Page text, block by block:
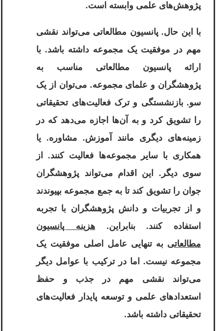
پژوهش‌های علمی وابسته است.
با این حال. پانسیون مطالعاتی می‌تواند نقشی
مهم در موفقیت یک مجموعه داشته باشد. با
ارائه پانسیون مطالعاتی مناسب به
پژوهشگران و علمای مجموعه. می‌توان از یک
سو. بازنشستگی و ترک فعالیت‌های تحقیقاتی
را تشویق کرد و به آن‌ها اجازه می‌دهد که در
زمینه‌های دیگری مانند آموزش. مشاوره. یا
همکاری با سایر مجموعه‌ها فعالیت کنند. از
سوی دیگر. این اقدام می‌تواند پژوهشگران
جوان را تشویق کند تا به جمع مجموعه بپیوندند
و از تجربیات و دانش پژوهشگران با تجربه
استفاده کنند. بنابراین. هزینه پانسیون
مطالعاتی به تنهایی عامل اصلی موفقیت یک
مجموعه نیست. اما در ترکیب با عوامل دیگر
می‌تواند نقشی مهم در جذب و حفظ
استعدادهای علمی و توسعه پایدار فعالیت‌های
تحقیقاتی داشته باشد.